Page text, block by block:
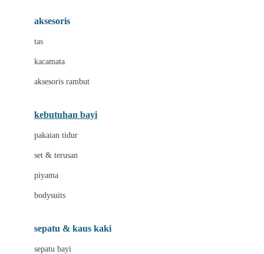
Baabaasheepz
Baby Dove
Baby Jogger
Beauty Barn
Bio Oil
aksesoris
tas
kacamata
aksesoris rambut
kebutuhan bayi
pakaian tidur
set & terusan
piyama
bodysuits
sepatu & kaus kaki
sepatu bayi